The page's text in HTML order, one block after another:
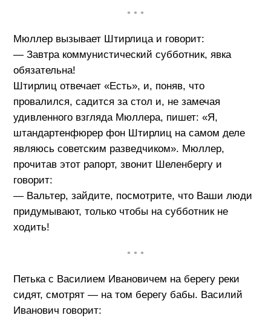
• • •
Мюллер вызывает Штирлица и говорит:
— Завтра коммунистический субботник, явка
обязательна!
Штирлиц отвечает «Есть», и, поняв, что
провалился, садится за стол и, не замечая
удивленного взгляда Мюллера, пишет: «Я,
штандартенфюрер фон Штирлиц на самом деле
являюсь советским разведчиком». Мюллер,
прочитав этот рапорт, звонит Шеленбергу и
говорит:
— Вальтер, зайдите, посмотрите, что Ваши люди
придумывают, только чтобы на субботник не
ходить!
• • •
Петька с Василием Ивановичем на берегу реки
сидят, смотрят — на том берегу бабы. Василий
Иванович говорит: